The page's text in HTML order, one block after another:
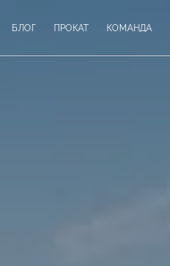
БЛОГ ПРОКАТ КОМАНДА